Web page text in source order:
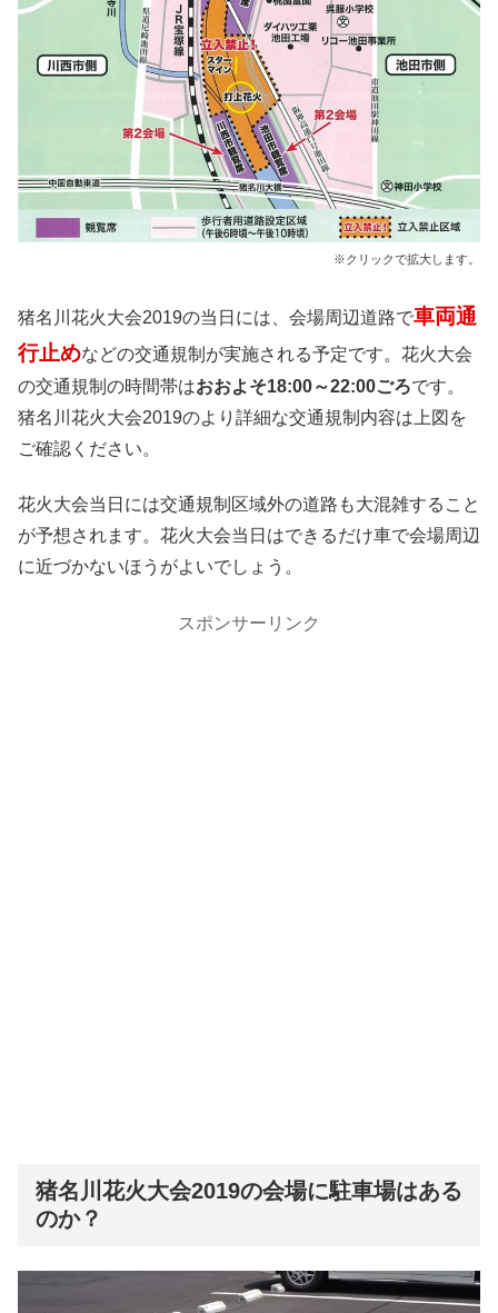
※クリックで拡大します。
猪名川花火大会2019の当日には、会場周辺道路で車両通
行止めなどの交通規制が実施される予定です。花火大会
の交通規制の時間帯はおおよそ18:00～22:00ごろです。
猪名川花火大会2019のより詳細な交通規制内容は上図を
ご確認ください。
花火大会当日には交通規制区域外の道路も大混雑すること
が予想されます。花火大会当日はできるだけ車で会場周辺
に近づかないほうがよいでしょう。
スポンサーリンク
猪名川花火大会2019の会場に駐車場はある
のか？